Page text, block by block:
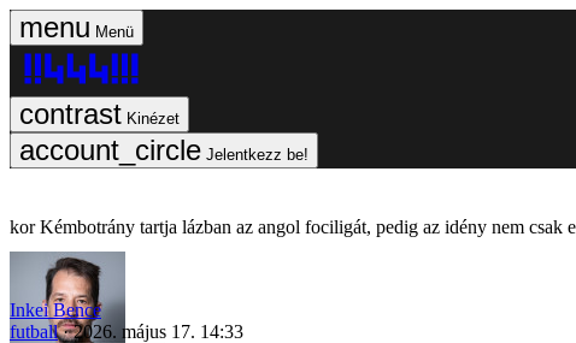
Menü
Kinézet
Jelentkezz be!
Kémbotrány tartja lázban az angol fociligát, pedig az idény nem csak
Inkei Bence
futball
2026. május 17. 14:33